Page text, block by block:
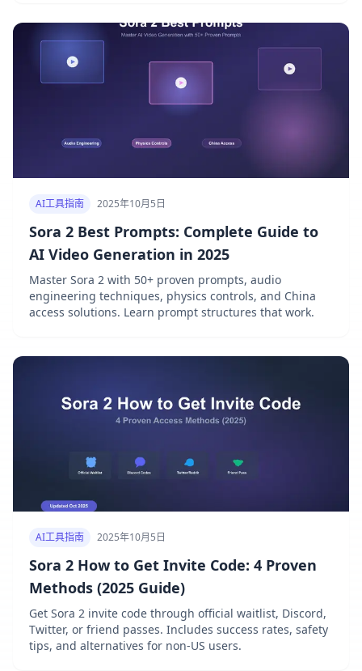
AI工具指南 2025年10月5日
Sora 2 Best Prompts: Complete Guide to
AI Video Generation in 2025
Master Sora 2 with 50+ proven prompts, audio
engineering techniques, physics controls, and China
access solutions. Learn prompt structures that work.
AI工具指南 2025年10月5日
Sora 2 How to Get Invite Code: 4 Proven
Methods (2025 Guide)
Get Sora 2 invite code through official waitlist, Discord,
Twitter, or friend passes. Includes success rates, safety
tips, and alternatives for non-US users.